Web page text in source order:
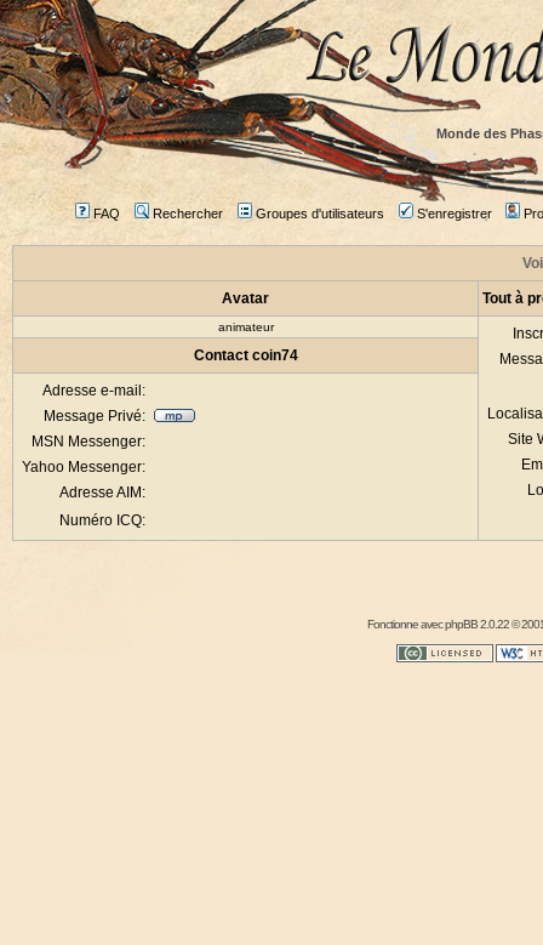
Monde des
FAQ Rechercher Groupes d'utilisateurs S'enregistrer
Avatar Tout à
animateur
Site
Contact coin74
Adresse e-mail:
Message Privé:
MSN Messenger:
Yahoo Messenger:
Adresse AIM:
Numéro ICQ:
Fonctionne avecphpBB2.0.22 ©